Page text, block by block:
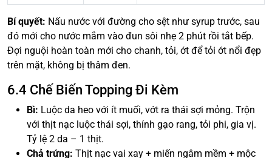
Bí quyết: Nấu nước với đường cho sệt như syrup trước, sau
đó mới cho nước mắm vào đun sôi nhẹ 2 phút rồi tắt bếp.
Đợi nguội hoàn toàn mới cho chanh, tỏi, ớt để tỏi ớt nổi đẹp
trên mặt, không bị thâm đen.
6.4 Chế Biến Topping Đi Kèm
Bì: Luộc da heo với ít muối, vớt ra thái sợi mỏng. Trộn
với thịt nạc luộc thái sợi, thính gạo rang, tỏi phi, gia vị.
Tỷ lệ 2 da – 1 thịt.
Chả trứng: Thịt nạc vai xay + miến ngâm mềm + mộc